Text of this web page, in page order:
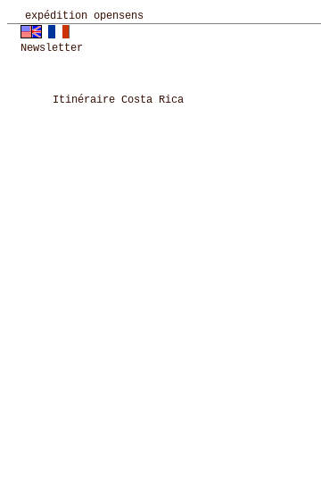
Newsletter
expédition opensens
Itinéraire Costa Rica